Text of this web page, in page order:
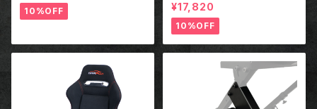
10%OFF ¥17,820
10%OFF